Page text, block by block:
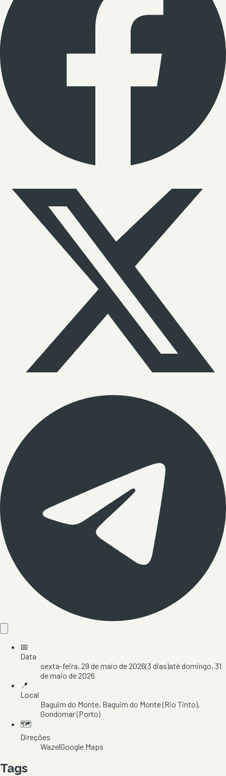
📅
Data
sexta-feira, 29 de maio de 2026(3 dias)atédomingo, 31
de maio de 2026
📍
Local
Baguim do Monte, Baguim do Monte (Rio Tinto),
Gondomar(Porto)
🗺️
Direções
Waze|Google Maps
Tags